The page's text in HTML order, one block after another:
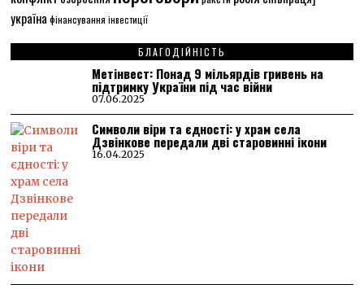
україна фінансування інвестиції
БЛАГОДІЙНІСТЬ
Метінвест: Понад 9 мільярдів гривень на
підтримку України під час війни
07.06.2025
Символи віри та єдності: у храм села
Дзвінкове передали дві старовинні ікони
16.04.2025